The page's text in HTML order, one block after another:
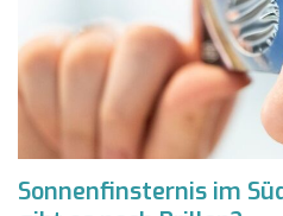
Sonnenfinsternis im